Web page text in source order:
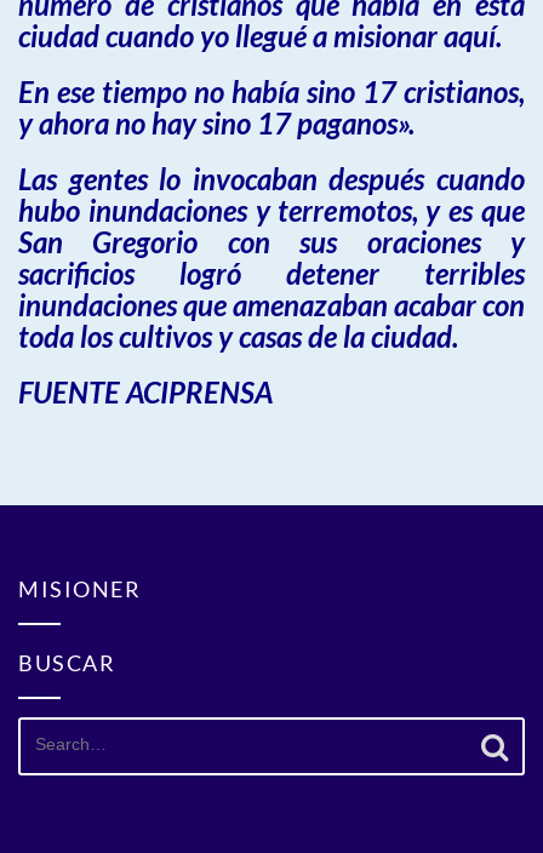
ciudad cuando yo llegué a misionar aquí.
En ese tiempo no había sino 17 cristianos,
y ahora no hay sino 17 paganos».
Las gentes lo invocaban después cuando
hubo inundaciones y terremotos, y es que
San Gregorio con sus oraciones y
sacrificios logró detener terribles
inundaciones que amenazaban acabar con
toda los cultivos y casas de la ciudad.
FUENTE ACIPRENSA
MISIONER
BUSCAR
Search